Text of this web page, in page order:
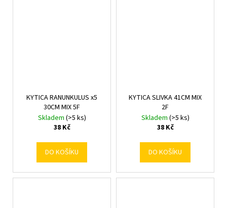
KYTICA RANUNKULUS x5
30CM MIX 5F
Skladem (>5 ks)
38 Kč
DO KOŠÍKU
KYTICA SLIVKA 41CM MIX
2F
Skladem (>5 ks)
38 Kč
DO KOŠÍKU